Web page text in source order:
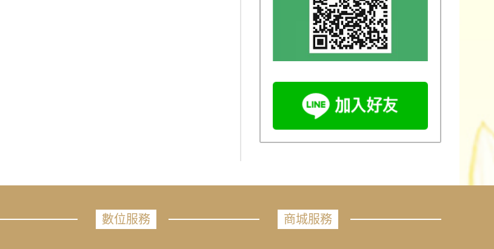
數位服務 商城服務